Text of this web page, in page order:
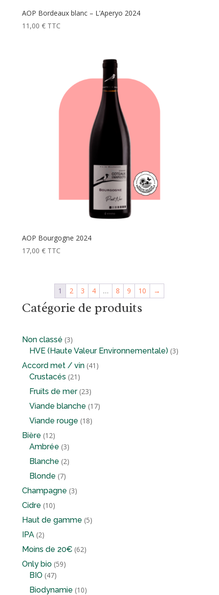
AOP Bordeaux blanc – L’Aperyo 2024
11,00 € TTC
AOP Bourgogne 2024
17,00 € TTC
1 2 3 4 … 8 9 10 →
Catégorie de produits
Non classé 33
produits
HVE (Haute Valeur Environnementale) 33
Accord met / vin 41 41
Crustacés 21 21
produits
Fruits de mer 2323
produits
Viande blanche 1717
Viande rouge 1818
Bière 1212
produits
Ambrée 33
produits
Blanche 22
Blonde 77
produits
Champagne 33
Cidre 1010
produits
Haut de gamme 55
IPA 22
produits
Moins de 20€ 6262
Only bio 5959
BIO 4747
produits
Biodynamie 1010